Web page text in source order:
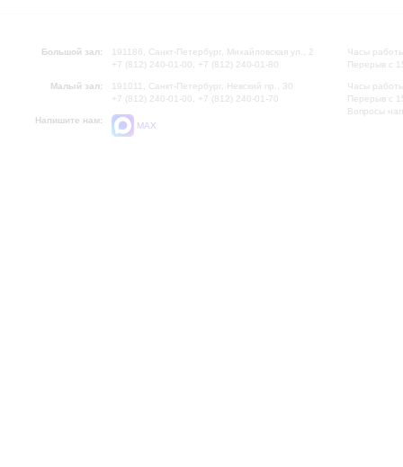
Большой зал:
191186, Санкт-Петербург, Михайловская ул., 2
+7 (812) 240-01-00, +7 (812) 240-01-80
Малый зал:
191011, Санкт-Петербург, Невский пр., 30
+7 (812) 240-01-00, +7 (812) 240-01-70
Напишите нам:
MAX
Часы
Перерыв с
Часы
Перерыв с
Вопросы